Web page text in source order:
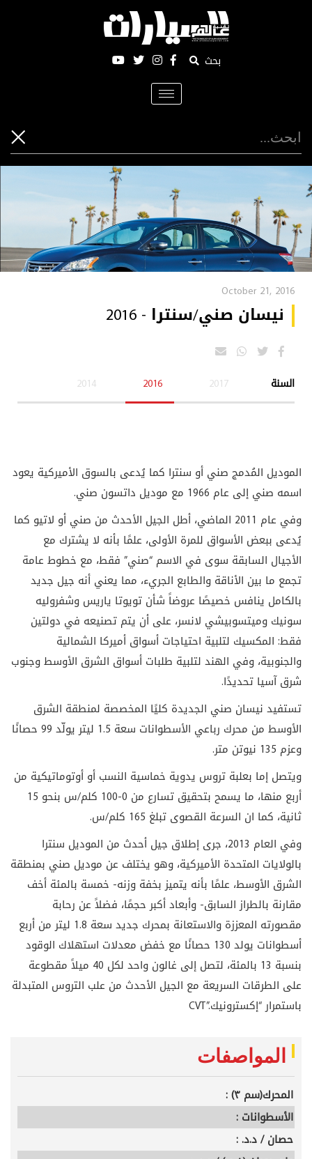
بحث
Toggle
navigation
October 21, 2016
نيسان صني/سنترا - 2016
السنة 2017
2016
2014
الموديل المُدمج صني أو سنترا كما يُدعى بالسوق الأميركية يعود
اسمه صني إلى عام 1966 مع موديل داتسون صني.
وفي عام 2011 الماضي، أطل الجيل الأحدث من صني أو لاتيو كما
يُدعى ببعض الأسواق للمرة الأولى، علمًا بأنه لا يشترك مع
الأجيال السابقة سوى في الاسم “صني” فقط، مع خطوط عامة
تجمع ما بين الأناقة والطابع الجريء، مما يعني أنه جيل جديد
بالكامل ينافس خصيصًا عروضاً شأن تويوتا ياريس وشفروليه
سونيك وميتسوبيشي لانسر، على أن يتم تصنيعه في دولتين
فقط: المكسيك لتلبية احتياجات أسواق أميركا الشمالية
والجنوبية، وفي الهند لتلبية طلبات أسواق الشرق الأوسط وجنوب
شرق آسيا تحديدًا.
تستفيد نيسان صني الجديدة كليًا المخصصة لمنطقة الشرق
الأوسط من محرك رباعي الأسطوانات سعة 1.5 ليتر يولّد 99 حصانًا
وعزم 135 نيوتن متر.
ويتصل إما بعلبة تروس يدوية خماسية النسب أو أوتوماتيكية من
أربع منها، ما يسمح بتحقيق تسارع من 0-100 كلم/س بنحو 15
ثانية، كما ان السرعة القصوى تبلغ 165 كلم/س.
وفي العام 2013، جرى إطلاق جيل أحدث من الموديل سنترا
بالولايات المتحدة الأميركية، وهو يختلف عن موديل صني بمنطقة
الشرق الأوسط، علمًا بأنه يتميز بخفة وزنه- خمسة بالمئة أخف
مقارنة بالطراز السابق- وأبعاد أكبر حجمًا، فضلاً عن رحابة
مقصورته المعززة والاستعانة بمحرك جديد سعة 1.8 ليتر من أربع
أسطوانات يولد 130 حصانًا مع خفض معدلات استهلاك الوقود
بنسبة 13 بالمئة، لتصل إلى غالون واحد لكل 40 ميلاً مقطوعة
على الطرقات السريعة مع الجيل الأحدث من علب التروس المتبدلة
باستمرار “إكسترونيكCVT”.
المواصفات
المحرك(سم ٣) :
الأسطوانات :
حصان / د.د. :